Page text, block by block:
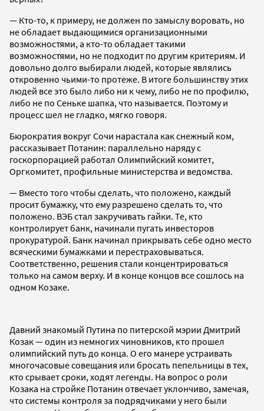
— Кто-то, к примеру, не должен по замыслу воровать, но
не обладает выдающимися организационными
возможностями, а кто-то обладает такими
возможностями, но не подходит по другим критериям. И
довольно долго выбирали людей, которые являлись
откровенно чьими-то протеже. В итоге большинству этих
людей все это было либо ни к чему, либо не по профилю,
либо не по Сеньке шапка, что называется. Поэтому и
процесс шел не гладко, мягко говоря.
Бюрократия вокруг Сочи нарастала как снежный ком,
рассказывает Потанин: параллельно наряду с
госкорпорацией работал Олимпийский комитет,
Оргкомитет, профильные министерства и ведомства.
— Вместо того чтобы сделать, что положено, каждый
просит бумажку, что ему разрешено сделать то, что
положено. ВЭБ стал закручивать гайки. Те, кто
контролирует банк, начинали пугать инвесторов
прокуратурой. Банк начинал прикрывать себе одно место
всяческими бумажками и перестраховываться.
Соответственно, решения стали концентрироваться
только на самом верху. И в конце концов все сошлось на
одном Козаке.
Давний знакомый Путина по питерской мэрии Дмитрий
Козак — один из немногих чиновников, кто прошел
олимпийский путь до конца. О его манере устраивать
многочасовые совещания или бросать пепельницы в тех,
кто срывает сроки, ходят легенды. На вопрос о роли
Козака на стройке Потанин отвечает уклончиво, замечая,
что системы контроля за подрядчиками у него были